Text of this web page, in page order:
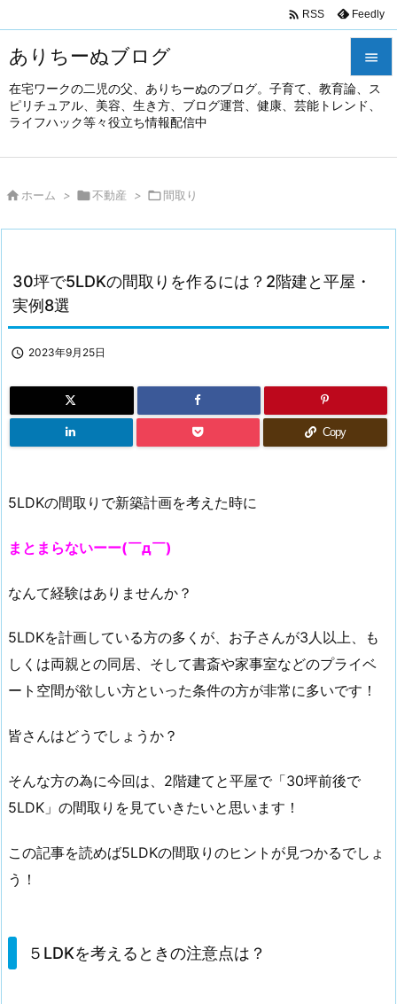
ありちーぬブログ
在宅ワークの二児の父、ありちーぬのブログ。子育て、教育論、ス
ピリチュアル、美容、生き方、ブログ運営、健康、芸能トレンド、
ライフハック等々役立ち情報配信中


メニュ
前へ

 RSS Feedly
 ホーム > 不動産 > 間取り
30坪で5LDKの間取りを作るには？2階建と平屋・
実例8選
 2023年9月25日
Copy
5LDKの間取りで新築計画を考えた時に
まとまらないーー(￣д￣)
なんて経験はありませんか？
5LDKを計画している方の多くが、お子さんが3人以上、も
しくは両親との同居、そして書斎や家事室などのプライベ
ート空間が欲しい方といった条件の方が非常に多いです！
皆さんはどうでしょうか？
そんな方の為に今回は、2階建てと平屋で「30坪前後で
5LDK」の間取りを見ていきたいと思います！
この記事を読めば5LDKの間取りのヒントが見つかるでしょ
う！
５LDKを考えるときの注意点は？